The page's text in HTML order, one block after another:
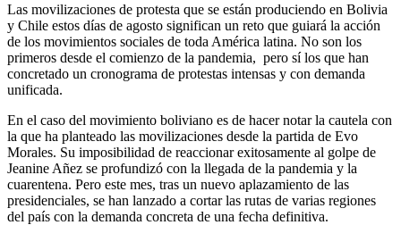
Las movilizaciones de protesta que se están produciendo en Bolivia
y Chile estos días de agosto significan un reto que guiará la acción
de los movimientos sociales de toda América latina. No son los
primeros desde el comienzo de la pandemia, pero sí los que han
concretado un cronograma de protestas intensas y con demanda
unificada.
En el caso del movimiento boliviano es de hacer notar la cautela con
la que ha planteado las movilizaciones desde la partida de Evo
Morales. Su imposibilidad de reaccionar exitosamente al golpe de
Jeanine Añez se profundizó con la llegada de la pandemia y la
cuarentena. Pero este mes, tras un nuevo aplazamiento de las
presidenciales, se han lanzado a cortar las rutas de varias regiones
del país con la demanda concreta de una fecha definitiva.